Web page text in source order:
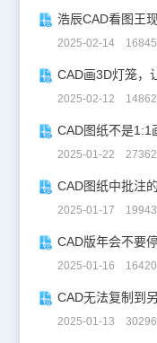
浩辰CAD看图王
2025-02-14 16845
CAD画3D灯笼，
2025-02-12 14862
2025-01-22 27362
CAD图纸中批注
2025-01-17 19943
CAD版年会不要
2025-01-16 16420
CAD无法复制到
2025-01-13 30296